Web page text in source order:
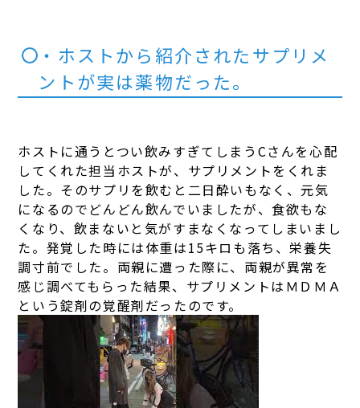
・ホストから紹介されたサプリメ
ントが実は薬物だった。
ホストに通うとつい飲みすぎてしまうCさんを心配
してくれた担当ホストが、サプリメントをくれま
した。そのサプリを飲むと二日酔いもなく、元気
になるのでどんどん飲んでいましたが、食欲もな
くなり、飲まないと気がすまなくなってしまいまし
た。発覚した時には体重は15キロも落ち、栄養失
調寸前でした。両親に遭った際に、両親が異常を
感じ調べてもらった結果、サプリメントはＭＤＭＡ
という錠剤の覚醒剤だったのです。